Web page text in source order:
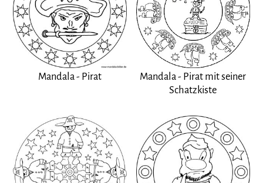
Mandala - Pirat
Mandala - Pirat mit seiner
Schatzkiste